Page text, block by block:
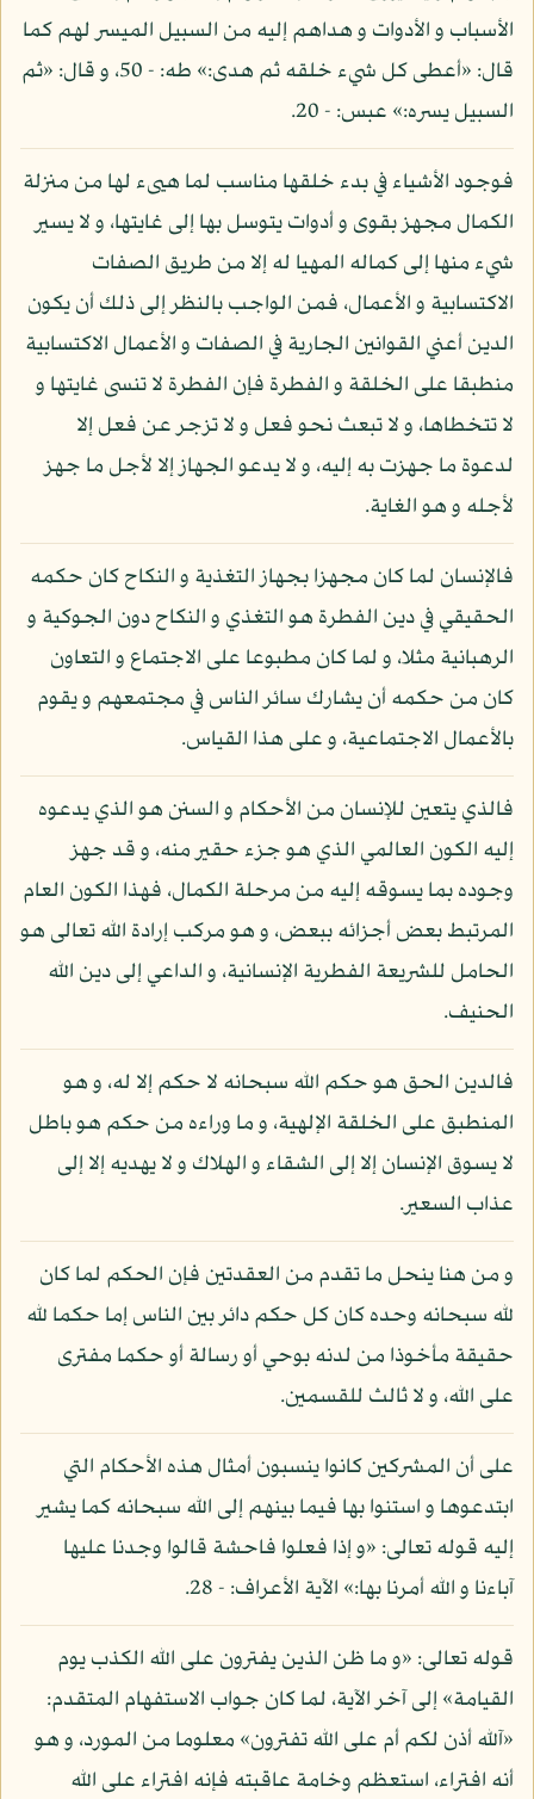
الأسباب و الأدوات و هداهم إليه من السبيل الميسر لهم كما
قال: «أعطى كل شيء خلقه ثم هدى:» طه: - 50، و قال: «ثم
السبيل يسره:» عبس: - 20.
فوجود الأشياء في بدء خلقها مناسب لما هيىء لها من منزلة
الكمال مجهز بقوى و أدوات يتوسل بها إلى غايتها، و لا يسير
شيء منها إلى كماله المهيا له إلا من طريق الصفات
الاكتسابية و الأعمال، فمن الواجب بالنظر إلى ذلك أن يكون
الدين أعني القوانين الجارية في الصفات و الأعمال الاكتسابية
منطبقا على الخلقة و الفطرة فإن الفطرة لا تنسى غايتها و
لا تتخطاها، و لا تبعث نحو فعل و لا تزجر عن فعل إلا
لدعوة ما جهزت به إليه، و لا يدعو الجهاز إلا لأجل ما جهز
لأجله و هو الغاية.
فالإنسان لما كان مجهزا بجهاز التغذية و النكاح كان حكمه
الحقيقي في دين الفطرة هو التغذي و النكاح دون الجوكية و
الرهبانية مثلا، و لما كان مطبوعا على الاجتماع و التعاون
كان من حكمه أن يشارك سائر الناس في مجتمعهم و يقوم
بالأعمال الاجتماعية، و على هذا القياس.
فالذي يتعين للإنسان من الأحكام و السنن هو الذي يدعوه
إليه الكون العالمي الذي هو جزء حقير منه، و قد جهز
وجوده بما يسوقه إليه من مرحلة الكمال، فهذا الكون العام
المرتبط بعض أجزائه ببعض، و هو مركب إرادة الله تعالى هو
الحامل للشريعة الفطرية الإنسانية، و الداعي إلى دين الله
الحنيف.
فالدين الحق هو حكم الله سبحانه لا حكم إلا له، و هو
المنطبق على الخلقة الإلهية، و ما وراءه من حكم هو باطل
لا يسوق الإنسان إلا إلى الشقاء و الهلاك و لا يهديه إلا إلى
عذاب السعير.
و من هنا ينحل ما تقدم من العقدتين فإن الحكم لما كان
لله سبحانه وحده كان كل حكم دائر بين الناس إما حكما لله
حقيقة مأخوذا من لدنه بوحي أو رسالة أو حكما مفترى
على الله، و لا ثالث للقسمين.
على أن المشركين كانوا ينسبون أمثال هذه الأحكام التي
ابتدعوها و استنوا بها فيما بينهم إلى الله سبحانه كما يشير
إليه قوله تعالى: «و إذا فعلوا فاحشة قالوا وجدنا عليها
آباءنا و الله أمرنا بها:» الآية الأعراف: - 28.
قوله تعالى: «و ما ظن الذين يفترون على الله الكذب يوم
القيامة» إلى آخر الآية، لما كان جواب الاستفهام المتقدم:
«آلله أذن لكم أم على الله تفترون» معلوما من المورد، و هو
أنه افتراء، استعظم وخامة عاقبته فإنه افتراء على الله